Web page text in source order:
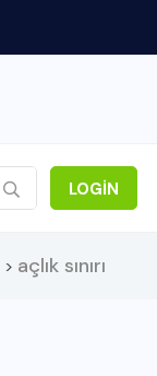
LOGIN
> açlık sınırı